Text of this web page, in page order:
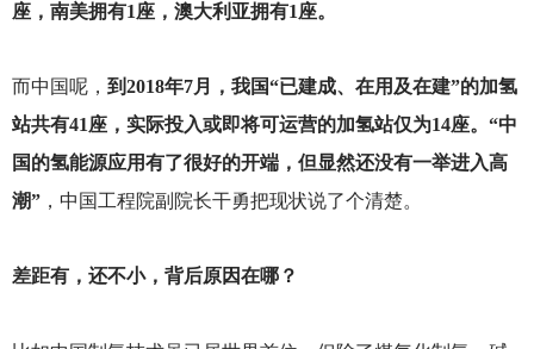
座，南美拥有1座，澳大利亚拥有1座。
而中国呢， 到2018年7月，我国“已建成、在用及在建”的加氢
站共有41座，实际投入或即将可运营的加氢站仅为14座。“中
国的氢能源应用有了很好的开端，但显然还没有一举进入高
潮”，中国工程院副院长干勇把现状说了个清楚。
差距有，还不小，背后原因在哪？